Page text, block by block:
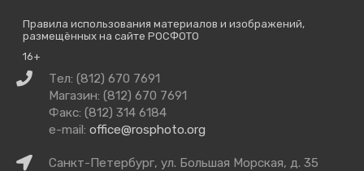
Правила использования материалов и изображений,
размещённых на сайте РОСФОТО
16+
Связаться
нами
Тел: (812) 670 7691
Магазин: (812) 670 7691
Факс: (812) 314 6184
e-mail: office@rosphoto.org
КакСанкт-Петербург, ул. Большая Морская, д. 35